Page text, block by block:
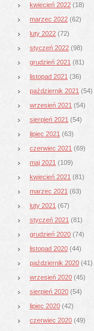
kwiecień 2022 (18)
marzec 2022 (62)
luty 2022 (72)
styczeń 2022 (98)
grudzień 2021 (81)
listopad 2021 (36)
październik 2021 (54)
wrzesień 2021 (54)
sierpień 2021 (54)
lipiec 2021 (63)
czerwiec 2021 (69)
maj 2021 (109)
kwiecień 2021 (81)
marzec 2021 (63)
luty 2021 (67)
styczeń 2021 (81)
grudzień 2020 (74)
listopad 2020 (44)
październik 2020 (41)
wrzesień 2020 (45)
sierpień 2020 (54)
lipiec 2020 (42)
czerwiec 2020 (49)